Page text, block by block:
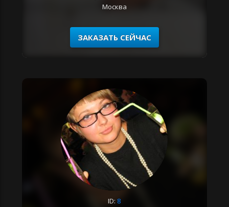
Москва
ЗАКАЗАТЬ СЕЙЧАС
ID: 8